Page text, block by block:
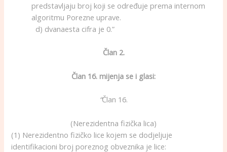
predstavljaju broj koji se određuje prema internom
algoritmu Porezne uprave.
d) dvanaesta cifra je 0.”
Član 2.
Član 16. mijenja se i glasi:
“Član 16.
(Nerezidentna fizička lica)
(1) Nerezidentno fizičko lice kojem se dodjeljuje
identifikacioni broj poreznog obveznika je lice: